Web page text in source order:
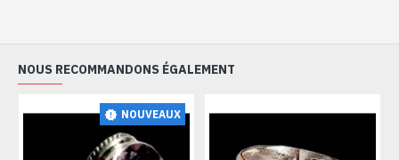
NOUS RECOMMANDONS ÉGALEMENT
NOUVEAUX